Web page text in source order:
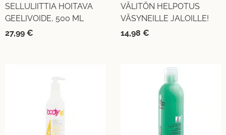
SELLULIITTIA HOITAVA
GEELIVOIDE, 500 ML
27,99 €
VÄLITÖN HELPOTUS
VÄSYNEILLE JALOILLE!
14,98 €